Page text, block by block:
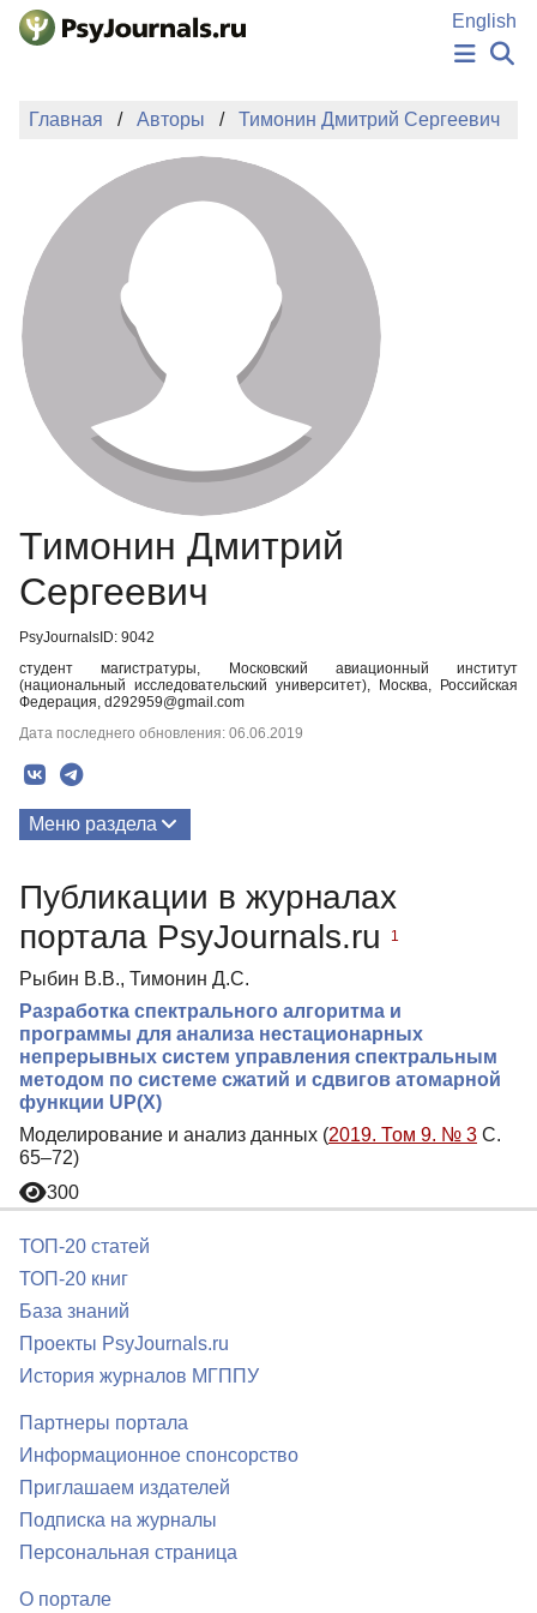
Перейти к основному содержанию
English
НОВОСТИ
АВТОРЫ
ПОДАТЬ РУКОПИСЬ
БАЗА ЗНАНИЙ
КЛЮЧЕВЫЕ СЛОВА
Регистрация
Главная Авторы Тимонин Дмитрий Сергеевич
Тимонин Дмитрий
Сергеевич
PsyJournalsID: 9042
студент магистратуры, Московский авиационный институт
(национальный исследовательский университет), Москва, Российская
Федерация, d292959@gmail.com
Дата последнего обновления: 06.06.2019
Меню раздела
Публикации в журналах
портала PsyJournals.ru
1
Рыбин В.В., Тимонин Д.С.
Разработка спектрального алгоритма и
программы для анализа нестационарных
непрерывных систем управления спектральным
методом по системе сжатий и сдвигов атомарной
функции UP(X)
Моделирование и анализ данных (2019. Том 9. № 3 С.
65–72)
300
ТОП-20 статей
ТОП-20 книг
База знаний
Проекты PsyJournals.ru
История журналов МГППУ
Партнеры портала
Информационное спонсорство
Приглашаем издателей
Подписка на журналы
Персональная страница
О портале